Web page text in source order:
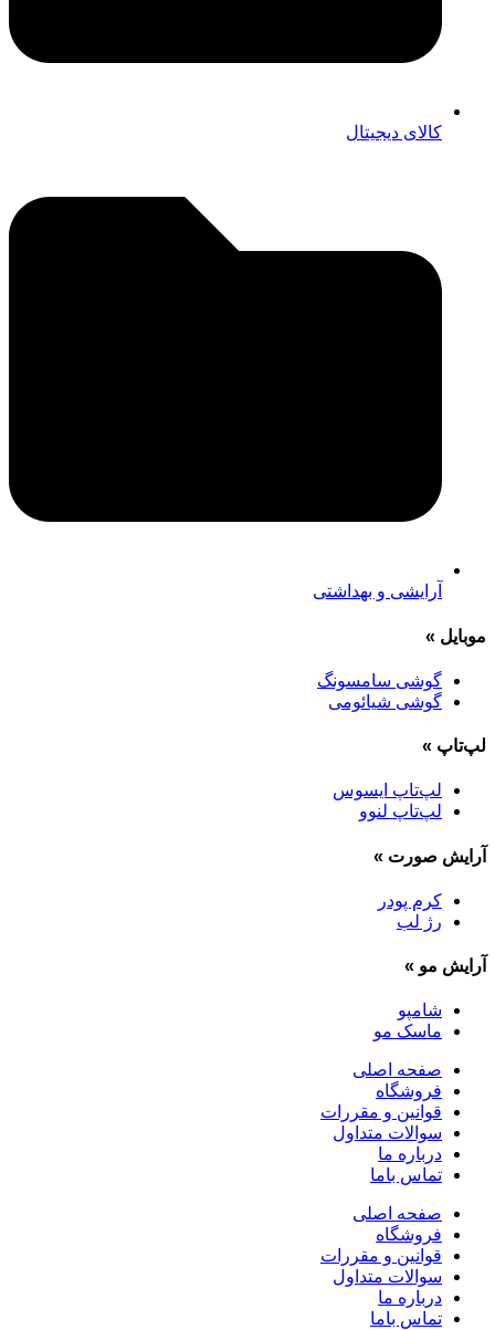
کالای دیجیتال
آرایشی و بهداشتی
موبایل »
گوشی سامسونگ
گوشی شیائومی
لپ‌تاپ »
لپ‌تاپ ایسوس
لپ‌تاپ لنوو
آرایش صورت »
کرم پودر
رژ لب
آرایش مو »
شامپو
ماسک مو
صفحه اصلی
فروشگاه
قوانین و مقررات
سوالات متداول
درباره ما
تماس باما
صفحه اصلی
فروشگاه
قوانین و مقررات
سوالات متداول
درباره ما
تماس باما